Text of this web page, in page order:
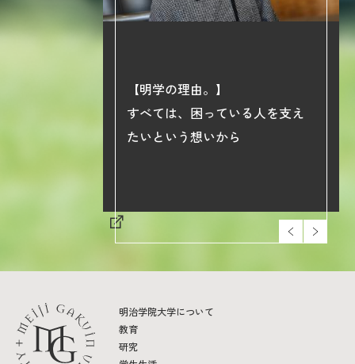
【明学の理由。】
すべては、困っている人を支え
たいという想いから
明治学院大学について
教育
研究